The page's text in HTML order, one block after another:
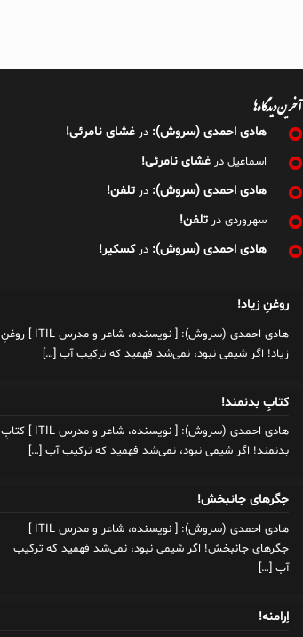
آخرین دیدگاه‌ها
هادی احمدی (سروش): درغشای نامرئی!
اسماعیل درغشای نامرئی!
هادی احمدی (سروش): درتلفن!
سهروردی درتلفن!
هادی احمدی (سروش): درکسکیر!
روغنِ زیاد!
هادی احمدی (سروش): [ نویسنده، شاعر و مدرس ITIL ] روغنِ
زیاد! اگر شیمی نبود، نمی‌شد فهمید که ترکیب آب […]
کتابِ بدنمند!
هادی احمدی (سروش): [ نویسنده، شاعر و مدرس ITIL ] کتابِ
بدنمند! اگر شیمی نبود، نمی‌شد فهمید که ترکیب آب […]
جگرهای جانبخش!
هادی احمدی (سروش): [ نویسنده، شاعر و مدرس ITIL ]
جگرهای جانبخش! اگر شیمی نبود، نمی‌شد فهمید که ترکیب
آب […]
اِرامنه!